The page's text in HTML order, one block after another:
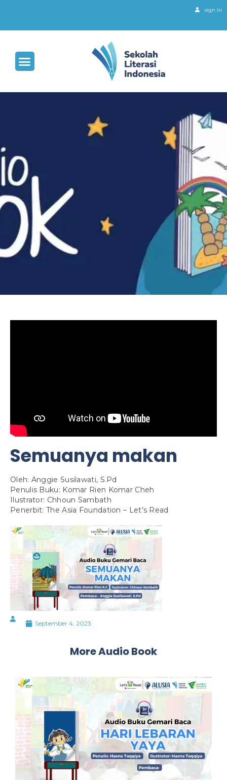
sign in
Semuanya makan
Oleh: Anggie Susilawati, S.Pd
Penulis Buku: Komar Rien Komar Cheh
Ilustrator: Chhoun Sambath
Penerbit: The Asia Foundation – Let’s Read
September 4, 2023
More Audio Book